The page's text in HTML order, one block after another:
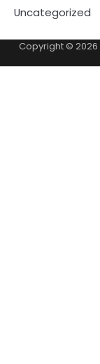
Uncategorized
Copyright © 2026